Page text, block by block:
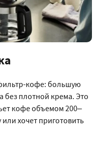
кофе: большую
без плотной крема. Это
кофе объемом 200–
хочет приготовить